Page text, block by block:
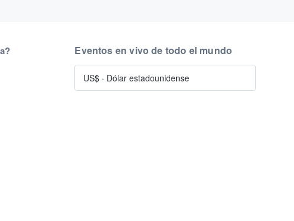
Eventos en vivo de todo el mundo
US$ · Dólar estadounidense